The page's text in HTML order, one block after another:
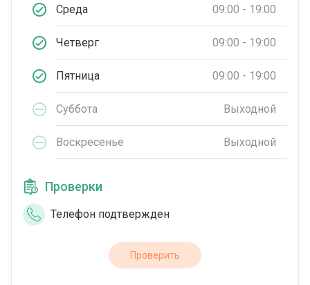
Среда 09:00 - 19:00
Четверг 09:00 - 19:00
Пятница 09:00 - 19:00
Суббота Выходной
Воскресенье Выходной
Проверки
Телефон подтвержден
Проверить